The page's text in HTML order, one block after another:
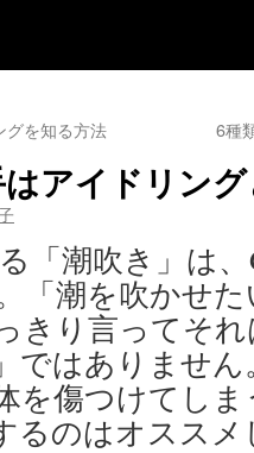
グを知る方法 6種
アイドリン
「潮吹き」は
「潮を吹かせ
きり言ってそ
ではありませ
を傷つけてし
るのはオスス